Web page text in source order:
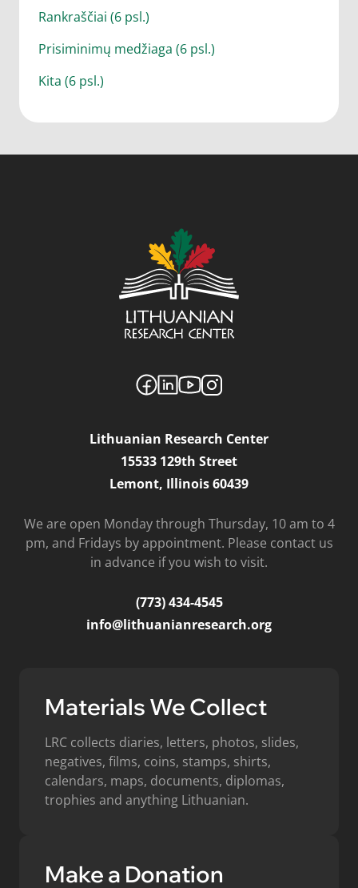
Rankraščiai (6 psl.)
Prisiminimų medžiaga (6 psl.)
Kita (6 psl.)
Lithuanian Research Center
15533 129th Street
Lemont, Illinois 60439
We are open Monday through Thursday, 10 am to 4
pm, and Fridays by appointment. Please contact us
in advance if you wish to visit.
(773) 434-4545
info@lithuanianresearch.org
Materials We Collect
LRC collects diaries, letters, photos, slides,
negatives, films, coins, stamps, shirts,
calendars, maps, documents, diplomas,
trophies and anything Lithuanian.
Make a Donation